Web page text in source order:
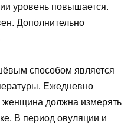
уровень повышается.
Дополнительно
способом является
Ежедневно
женщина должна измерять
В период овуляции и